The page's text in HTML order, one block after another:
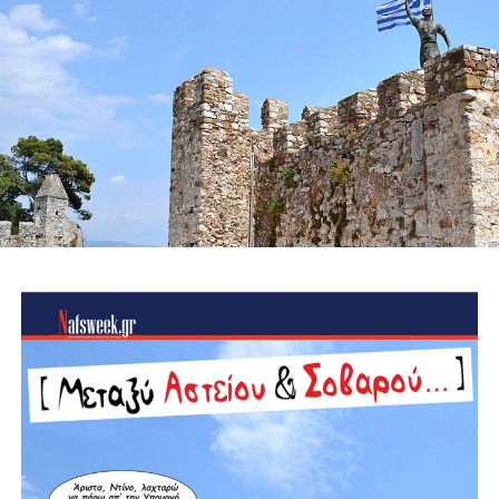
Αξιοποίηση της Εύηνολίμνης ως επιχειρησιακού
πλεονεκτήματος, εξετάζοντας τη δυνατότητα υδροληψίας
από εναέρια μέσα και δημιουργώντας δίκτυο
υδατοδεξαμενών στις ορεινές δημοτικές ενότητες.
Ίδρυση Δημοτικού Σώματος Εθελοντών Πολιτικής
Προστασίας, με εκπαίδευση, πιστοποίηση και ουσιαστικά
κίνητρα συμμετοχής για νέους, αποστράτους των
Σωμάτων Ασφαλείας και ενεργούς πολίτες, σε
συνεργασία με όλες τις εθελοντικές ομάδες της περιοχής.
αρχαιολογικούς χώρους, όπως το Κάστρο της
Ναυπάκτου, η Βελβίνα και το Αρχαίο Θέατρο Μακύνειας,
ώστε να προστατεύσουμε όχι μόνο το φυσικό αλλά και το
πολιτιστικό μας κεφάλαιο.
Ίδρυση μόνιμου Κέντρου Διαχείρισης Κρίσεων, το
οποίο θα συντονίζει σε πραγματικό χρόνο τον Δήμο, την